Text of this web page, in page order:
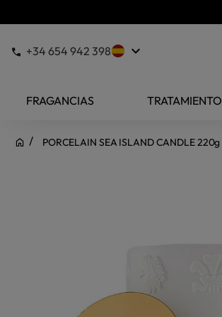
+34 654 942 398 keyboard_arrow_down
FRAGANCIAS TRATAMIENTO
PORCELAIN SEA ISLAND CANDLE 220g